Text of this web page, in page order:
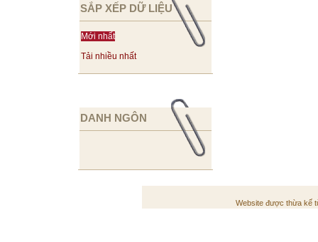
SẮP XẾP DỮ LIỆU
Mới nhất
Tải nhiều nhất
DANH NGÔN
Website được thừa kế